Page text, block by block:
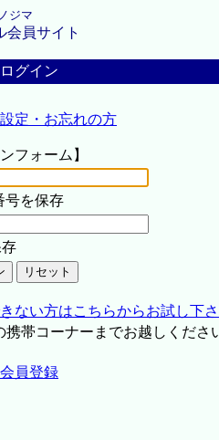
ノジマ
会員サイト
グイン
定・お忘れの方
フォーム】
号を保存
ない方はこちらからお試し下
帯コーナーまでお越しくださ
員登録